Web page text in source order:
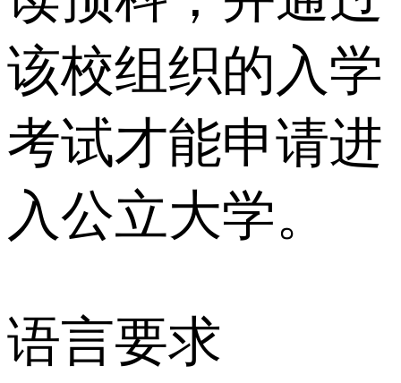
该校组织的入学
考试才能申请进
入公立大学。
语言要求